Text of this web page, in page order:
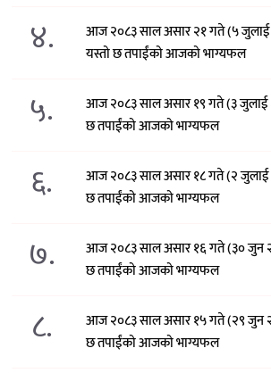
४.
आज २०८३ साल असार २१ गते (५
यस्तो छ तपाईंको आजको भाग्यफल
५.
आज २०८३ साल असार १९ गते (३ जुलाई
छ तपाईंको आजको भाग्यफल
६.
आज २०८३ साल असार १८ गते (२ जुलाई
छ तपाईंको आजको भाग्यफल
७.
आज २०८३ साल असार १६ गते (३० जुन
छ तपाईंको आजको भाग्यफल
८.
आज २०८३ साल असार १५ गते (२९ जुन
छ तपाईंको आजको भाग्यफल